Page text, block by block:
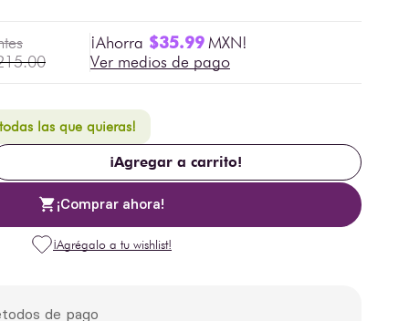
.00
$35.99
Ver medios de pago
las que quieras!
¡Agregar a carrito!
¡Comprar ahora!
de pago